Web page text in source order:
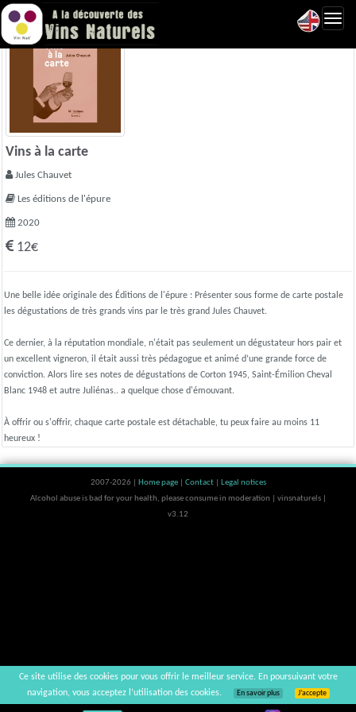
Vins à la carte
Jules Chauvet
Les éditions de l'épure
2020
12€
Une belle idée originale des Éditions de l'épure : Présenter sous forme de carte postale
les dégustations de très grands vins par le très grand Jules Chauvet.
Ce dernier, à la réputation mondiale, n'était pas seulement un dégustateur hors pair et
un excellent vigneron, il était aussi très pédagogue et animé d’une grande force de
conviction. Alors lire ses notes de dégustations de Corton 1945, Saint-Émilion Cheval
Blanc 1948 et autre Juliénas.. a quelque chose d'émouvant.
À offrir ou s'offrir, chaque carte postale est détachable, tu peux faire au moins 11
heureux !
2007-2026 | Home page Contact
Legal notices
Alcohol abuse is bad for your health, please consume in moderation | vinsnaturels |
v3.12
Ce site utilise des cookies pour vous offrir le meilleur service. En poursuivant votre
navigation, vous acceptez l’utilisation des cookies.
En savoir plus J’accepte